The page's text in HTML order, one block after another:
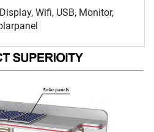
Wifi, USB, Monitor,